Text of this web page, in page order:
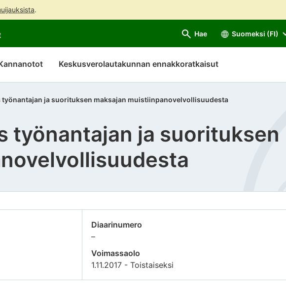
.
sisältöön
sivuston
hakuun
Hae Suomeksi (FI)
Keskusverolautakunnan ennakkoratkaisut
ja suorituksen maksajan muistiinpanovelvollisuudesta
työnantajan ja suorituksen
Diaarinumero
–Tietoa
ei
saatavilla
Voimassaolo
1.11.2017 - Toistaiseksi